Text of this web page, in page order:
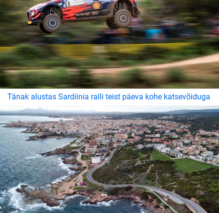
Tänak alustas Sardiinia ralli teist päeva kohe katsevõiduga